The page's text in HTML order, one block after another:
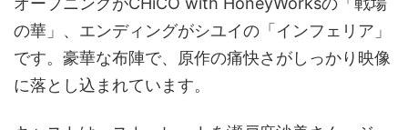
の華」、エンディングがシユイの「インフェリア」
です。豪華な布陣で、原作の痛快さがしっかり映像
に落とし込まれています。